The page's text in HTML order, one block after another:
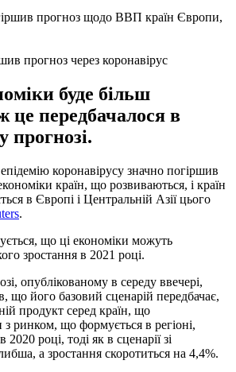
прогноз через коронавірус
буде більш
це передбачалося в
прогнозі.
коронавірусу значно погіршив
країн, що розвиваються, і країн
в Європі і Центральній Азії цього
.
що ці економіки можуть
зростання в 2021 році.
опублікованому в середу ввечері,
що його базовий сценарій передбачає,
продукт серед країн, що
з ринком, що формується в регіоні,
році, тоді як в сценарії зі
а зростання скоротиться на 4,4%.